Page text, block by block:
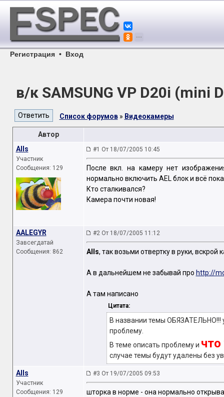
Регистрация • Вход
в/к SAMSUNG VP D20i (mini
Список форумов» Видеокамеры
Автор
Alls
Участник
Сообщения: 129
#1 От 18/07/2005 10:45
После вкл. на камеру нет
нормально включить AEL блок и всё
Кто сталкивался?
Камера почти новая!
AALEGYR
Завсегдатай
Сообщения: 862
#2 От 18/07/2005 11:12
Alls, так возьми отвертку в руки,
А в дальнейшем не забывай про http://
А там написано
Цитата:
В названии темы ОБЯЗАТЕЛЬНО!!!
проблему.
В теме описать проблему и
случае темы будут удалены без
Alls
Участник
Сообщения: 129
#3 От 19/07/2005 09:53
шторка в норме - она нормально